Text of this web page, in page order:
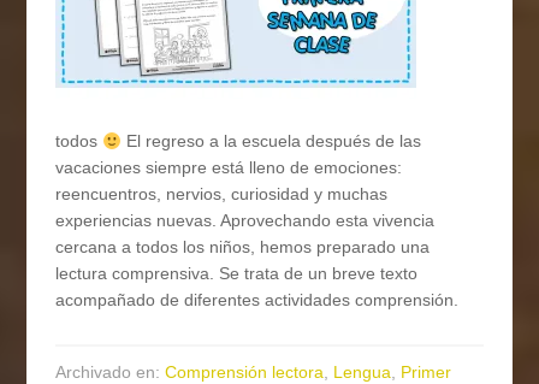
todos
El regreso a la escuela después de las
vacaciones siempre está lleno de emociones:
reencuentros, nervios, curiosidad y muchas
experiencias nuevas. Aprovechando esta vivencia
cercana a todos los niños, hemos preparado una
lectura comprensiva. Se trata de un breve texto
acompañado de diferentes actividades comprensión.
Archivado en:Comprensión lectora, Lengua, Primer